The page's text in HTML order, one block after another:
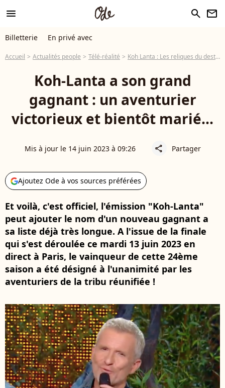
menu search newsletter
Billetterie En privé avec
Accueil Actualités people Télé-réalité Koh Lanta : Les reliques du destin
Koh-Lanta a son grand
gagnant : un aventurier
victorieux et bientôt marié...
Mis à jour le 14 juin 2023 à 09:26 share Partager
Ajoutez Ode à vos sources préférées
Et voilà, c'est officiel, l'émission "Koh-Lanta"
peut ajouter le nom d'un nouveau gagnant a
sa liste déjà très longue. A l'issue de la finale
qui s'est déroulée ce mardi 13 juin 2023 en
direct à Paris, le vainqueur de cette 24ème
saison a été désigné à l'unanimité par les
aventuriers de la tribu réunifiée !